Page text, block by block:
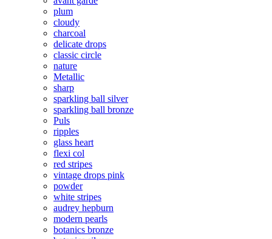
plum
cloudy
charcoal
delicate drops
classic circle
nature
Metallic
sharp
sparkling ball silver
sparkling ball bronze
Puls
ripples
glass heart
flexi col
red stripes
vintage drops pink
powder
white stripes
audrey hepburn
modern pearls
botanics bronze